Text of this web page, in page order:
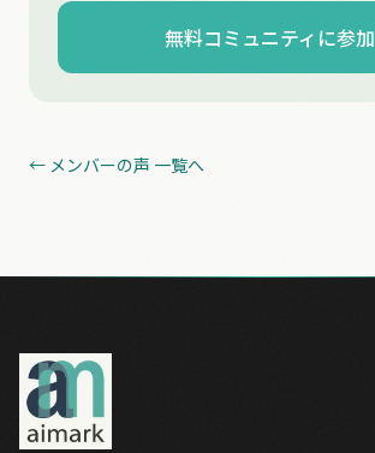
無料コミュニティに参加
← メンバーの声 一覧へ